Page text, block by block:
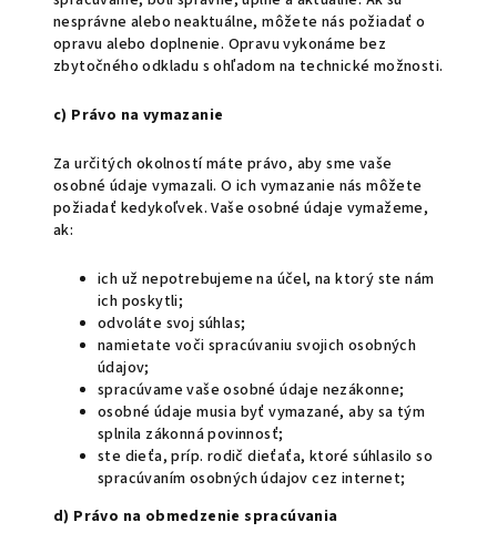
nesprávne alebo neaktuálne, môžete nás požiadať o
opravu alebo doplnenie. Opravu vykonáme bez
zbytočného odkladu s ohľadom na technické možnosti.
c) Právo na vymazanie
Za určitých okolností máte právo, aby sme vaše
osobné údaje vymazali. O ich vymazanie nás môžete
požiadať kedykoľvek. Vaše osobné údaje vymažeme,
ak:
ich už nepotrebujeme na účel, na ktorý ste nám
ich poskytli;
odvoláte svoj súhlas;
namietate voči spracúvaniu svojich osobných
údajov;
spracúvame vaše osobné údaje nezákonne;
osobné údaje musia byť vymazané, aby sa tým
splnila zákonná povinnosť;
ste dieťa, príp. rodič dieťaťa, ktoré súhlasilo so
spracúvaním osobných údajov cez internet;
d) Právo na obmedzenie spracúvania